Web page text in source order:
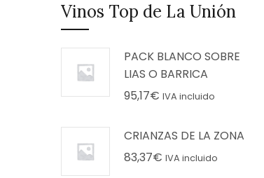
Vinos Top de La Unión
PACK BLANCO SOBRE
LIAS O BARRICA
95,17€ IVA incluido
CRIANZAS DE LA ZONA
83,37€ IVA incluido